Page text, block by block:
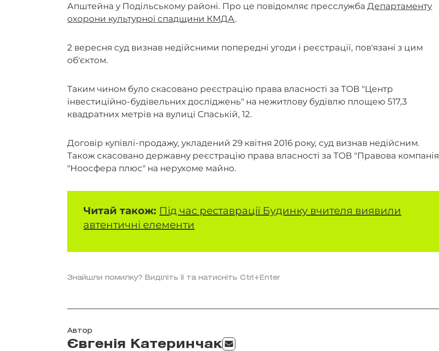
Апштейна у Подільському районі. Про це повідомляє пресслужбаДепартаменту
охорони культурної спадщини КМДА.
2 вересня суд визнав недійсними попередні угоди і реєстрації, пов'язані з цим
об'єктом.
Таким чином було скасовано реєстрацію права власності за ТОВ "Центр
інвестиційно-будівельних досліджень" на нежитлову будівлю площею 517,3
квадратних метрів на вулиці Спаській, 12.
Договір купівлі-продажу, укладений 29 квітня 2016 року, суд визнав недійсним.
Також скасовано державну реєстрацію права власності за ТОВ "Правова компанія
"Ноосфера плюс" на нерухоме майно.
Читай також: Під час реставрації Будинку вчителя виявили
автентичні елементи
Знайшли помилку? Виділіть її та натисніть Ctrl+Enter
Автор
Євгенія Катеринчак